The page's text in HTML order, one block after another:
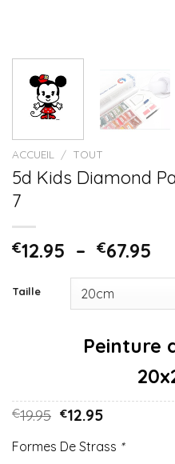
ACCUEIL / TOUT
5d Kids Diamond
7
€12.95 – €67.95
Taille
€19.95 €12.95
Formes De Strass *